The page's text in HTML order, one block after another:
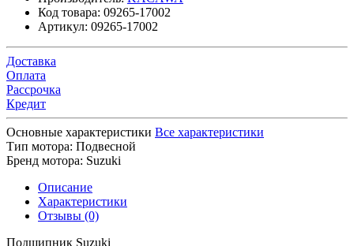
Код товара: 09265-17002
Артикул: 09265-17002
Доставка
Оплата
Рассрочка
Кредит
Основные характеристики Все характеристики
Тип мотора: Подвесной
Бренд мотора: Suzuki
Описание
Характеристики
Отзывы (0)
Подшипник Suzuki